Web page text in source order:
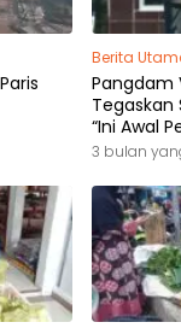
Berita
Pangdam
Tegaskan
“Ini Awal
Akhir
3 bulan